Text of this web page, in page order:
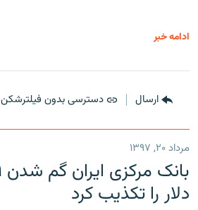
ادامه خبر
ارسال دسترسی بدون فیلترشکن
مرداد ۲۰, ۱۳۹۷
دلار را تکذیب کرد